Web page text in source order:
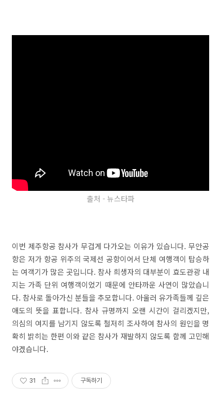
출처 - 뉴스타파
이번 제주항공 참사가 무겁게 다가오는 이유가 있습니다. 무안공
항은 저가 항공 위주의 국제선 공항이어서 단체 여행객이 탑승하
는 여객기가 많은 곳입니다. 참사 희생자의 대부분이 효도관광 내
지는 가족 단위 여행객이었기 때문에 안타까운 사연이 많았습니
다. 참사로 돌아가신 분들을 추모합니다. 아울러 유가족들께 깊은
애도의 뜻을 표합니다. 참사 규명까지 오랜 시간이 걸리겠지만,
의심의 여지를 남기지 않도록 철저히 조사하여 참사의 원인을 명
확히 밝히는 한편 이와 같은 참사가 재발하지 않도록 함께 고민해
야겠습니다.
31 구독하기